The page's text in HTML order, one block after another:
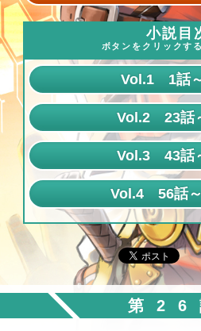
小説目
ボタンをクリックす
Vol.1 1話
第1話
第2話
第3話
第4話
第5話
第6話
第7話
第8話
Vol.2 23話
第23話
第24話
第25話
第26話
第27話
第28話
第29話
Vol.3 43話
第43話
第44話
第45話
第46話
第47話
Vol.4 56話
第56話
第57話
第58話
第59話
第26